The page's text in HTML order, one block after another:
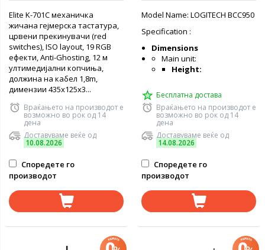
Elite K-701C механичка
жичана гејмерска тастатура,
црвени прекинувачи (red
switches), ISO layout, 19 RGB
ефекти, Anti-Ghosting, 12 м
ултимедијални копчиња,
должина на кабел 1,8m,
димензии 435x125x3...
Враќањето на производот е
возможно во рок од 14
дена
Доставуваме веќе од
10.08.2026
Споредете го
производот
Model Name: LOGITECH BCC950
Specification :
Dimensions
Main unit:
Height:
Бесплатна достава
Враќањето на производот е
возможно во рок од 14
дена
Доставуваме веќе од
14.08.2026
Споредете го
производот